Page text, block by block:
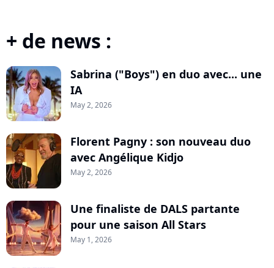
+ de news :
Sabrina ("Boys") en duo avec... une
IA
May 2, 2026
Florent Pagny : son nouveau duo
avec Angélique Kidjo
May 2, 2026
Une finaliste de DALS partante
pour une saison All Stars
May 1, 2026